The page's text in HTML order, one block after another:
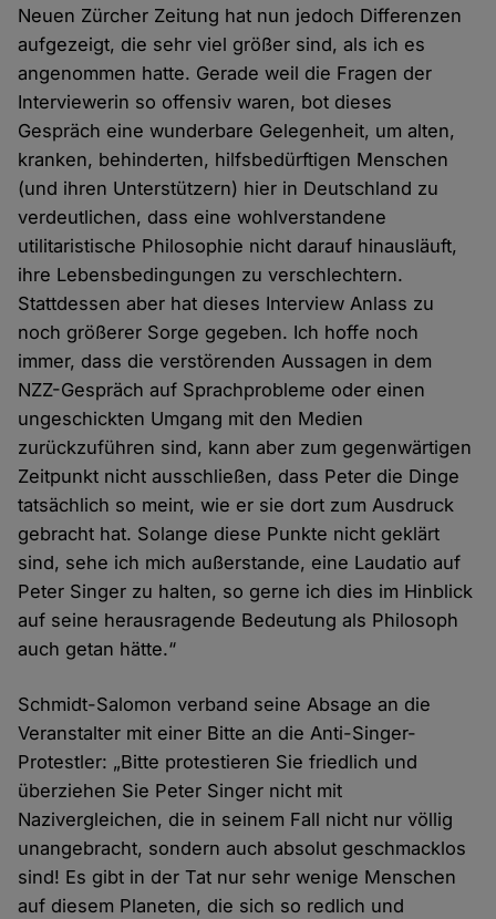
Neuen Zürcher Zeitung hat nun jedoch Differenzen
aufgezeigt, die sehr viel größer sind, als ich es
angenommen hatte. Gerade weil die Fragen der
Interviewerin so offensiv waren, bot dieses
Gespräch eine wunderbare Gelegenheit, um alten,
kranken, behinderten, hilfsbedürftigen Menschen
(und ihren Unterstützern) hier in Deutschland zu
verdeutlichen, dass eine wohlverstandene
utilitaristische Philosophie nicht darauf hinausläuft,
ihre Lebensbedingungen zu verschlechtern.
Stattdessen aber hat dieses Interview Anlass zu
noch größerer Sorge gegeben. Ich hoffe noch
immer, dass die verstörenden Aussagen in dem
NZZ-Gespräch auf Sprachprobleme oder einen
ungeschickten Umgang mit den Medien
zurückzuführen sind, kann aber zum gegenwärtigen
Zeitpunkt nicht ausschließen, dass Peter die Dinge
tatsächlich so meint, wie er sie dort zum Ausdruck
gebracht hat. Solange diese Punkte nicht geklärt
sind, sehe ich mich außerstande, eine Laudatio auf
Peter Singer zu halten, so gerne ich dies im Hinblick
auf seine herausragende Bedeutung als Philosoph
auch getan hätte.“
Schmidt-Salomon verband seine Absage an die
Veranstalter mit einer Bitte an die Anti-Singer-
Protestler: „Bitte protestieren Sie friedlich und
überziehen Sie Peter Singer nicht mit
Nazivergleichen, die in seinem Fall nicht nur völlig
unangebracht, sondern auch absolut geschmacklos
sind! Es gibt in der Tat nur sehr wenige Menschen
auf diesem Planeten, die sich so redlich und